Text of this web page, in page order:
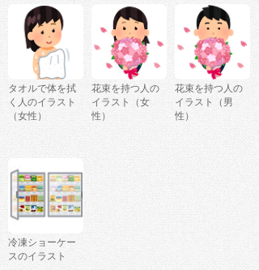
タオルで体を拭
く人のイラスト
（女性）
花束を持つ人の
イラスト（女
性）
花束を持つ人の
イラスト（男
性）
冷凍ショーケー
スのイラスト